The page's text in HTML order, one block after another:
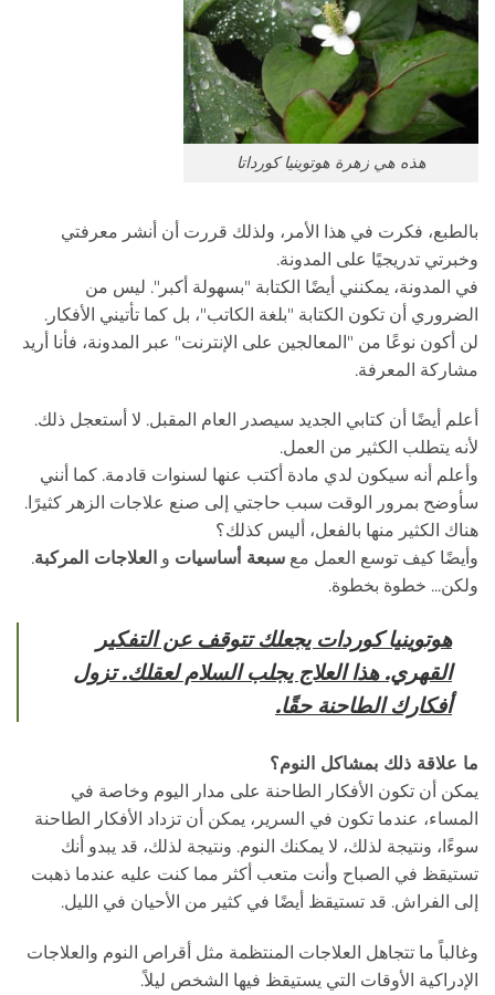
هذه هي زهرة هوتوينيا كورداتا
بالطبع، فكرت في هذا الأمر، ولذلك قررت أن أنشر معرفتي
وخبرتي تدريجيًا على المدونة.
في المدونة، يمكنني أيضًا الكتابة "بسهولة أكبر". ليس من
الضروري أن تكون الكتابة "بلغة الكاتب"، بل كما تأتيني الأفكار.
لن أكون نوعًا من "المعالجين على الإنترنت" عبر المدونة، فأنا أريد
مشاركة المعرفة.
أعلم أيضًا أن كتابي الجديد سيصدر العام المقبل. لا أستعجل ذلك.
لأنه يتطلب الكثير من العمل.
وأعلم أنه سيكون لدي مادة أكتب عنها لسنوات قادمة. كما أنني
سأوضح بمرور الوقت سبب حاجتي إلى صنع علاجات الزهر كثيرًا.
هناك الكثير منها بالفعل، أليس كذلك؟
وأيضًا كيف توسع العمل مع سبعة أساسيات و العلاجات المركبة.
ولكن... خطوة بخطوة.
هوتوينيا كوردات يجعلك تتوقف عن التفكير
القهري. هذا العلاج يجلب السلام لعقلك. تزول
أفكارك الطاحنة حقًا.
ما علاقة ذلك بمشاكل النوم؟
يمكن أن تكون الأفكار الطاحنة على مدار اليوم وخاصة في
المساء، عندما تكون في السرير، يمكن أن تزداد الأفكار الطاحنة
سوءًا، ونتيجة لذلك، لا يمكنك النوم. ونتيجة لذلك، قد يبدو أنك
تستيقظ في الصباح وأنت متعب أكثر مما كنت عليه عندما ذهبت
إلى الفراش. قد تستيقظ أيضًا في كثير من الأحيان في الليل.
وغالباً ما تتجاهل العلاجات المنتظمة مثل أقراص النوم والعلاجات
الإدراكية الأوقات التي يستيقظ فيها الشخص ليلاً.